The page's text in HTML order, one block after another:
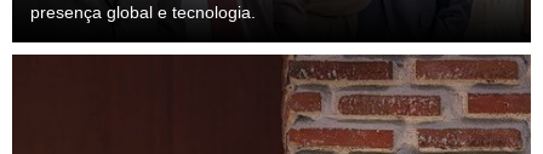
presença global e tecnologia.